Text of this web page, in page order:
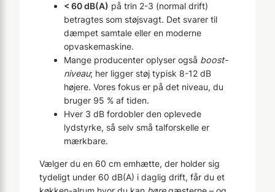
< 60 dB(A) på trin 2-3 (normal drift)
betragtes som støjsvagt. Det svarer til
dæmpet samtale eller en moderne
opvaskemaskine.
Mange producenter oplyser også boost-
niveau; her ligger støj typisk 8-12 dB
højere. Vores fokus er på det niveau, du
bruger 95 % af tiden.
Hver 3 dB fordobler den oplevede
lydstyrke, så selv små talforskelle er
mærkbare.
Vælger du en 60 cm emhætte, der holder sig
tydeligt under 60 dB(A) i daglig drift, får du et